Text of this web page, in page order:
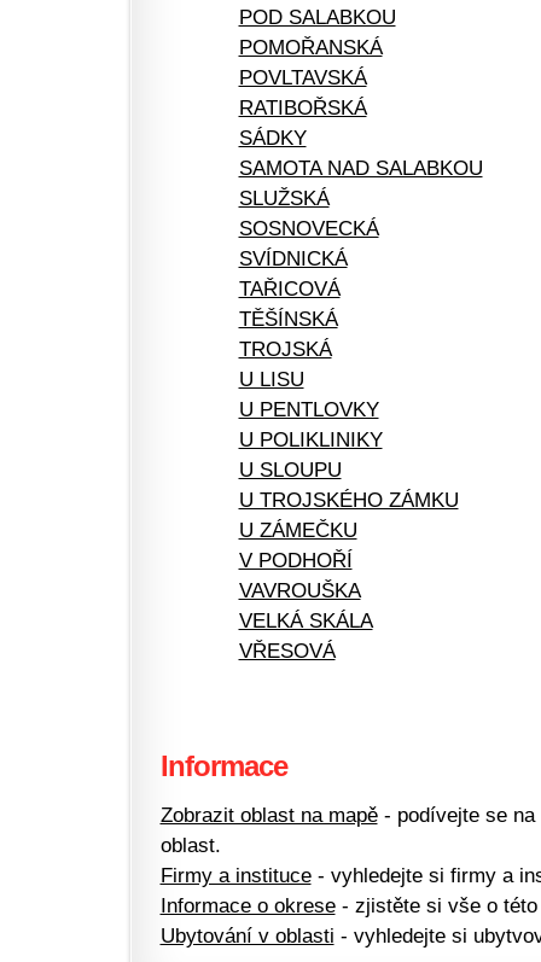
POD SALABKOU
POMOŘANSKÁ
POVLTAVSKÁ
RATIBOŘSKÁ
SÁDKY
SAMOTA NAD SALABKOU
SLUŽSKÁ
SOSNOVECKÁ
SVÍDNICKÁ
TAŘICOVÁ
TĚŠÍNSKÁ
TROJSKÁ
U LISU
U PENTLOVKY
U POLIKLINIKY
U SLOUPU
U TROJSKÉHO ZÁMKU
U ZÁMEČKU
V PODHOŘÍ
VAVROUŠKA
VELKÁ SKÁLA
VŘESOVÁ
Informace
Zobrazit oblast na mapě- podívejte se na
oblast.
Firmy a instituce- vyhledejte si firmy a
Informace o okrese- zjistěte si vše o této
Ubytování v oblasti - vyhledejte si